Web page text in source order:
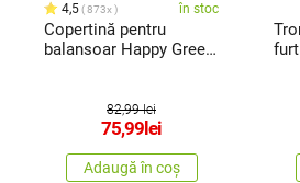
4,5 873x în stoc
Copertină pentru
balansoar Happy Green
82,99 lei
75,99lei
Adaugă în coș